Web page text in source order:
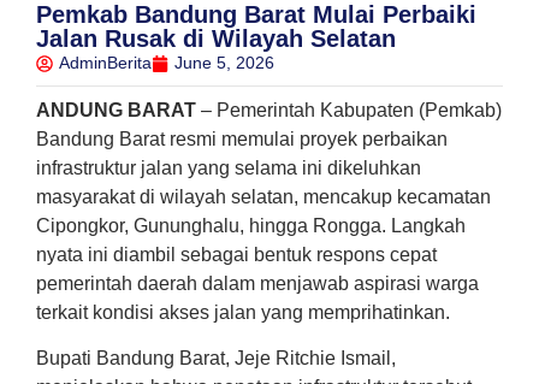
Pemkab Bandung Barat Mulai Perbaiki
Jalan Rusak di Wilayah Selatan
AdminBerita June 5, 2026
ANDUNG BARAT – Pemerintah Kabupaten (Pemkab)
Bandung Barat resmi memulai proyek perbaikan
infrastruktur jalan yang selama ini dikeluhkan
masyarakat di wilayah selatan, mencakup kecamatan
Cipongkor, Gununghalu, hingga Rongga. Langkah
nyata ini diambil sebagai bentuk respons cepat
pemerintah daerah dalam menjawab aspirasi warga
terkait kondisi akses jalan yang memprihatinkan.
Bupati Bandung Barat, Jeje Ritchie Ismail,